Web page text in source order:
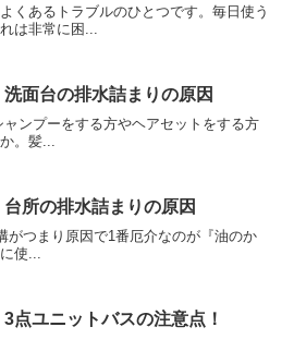
くあるトラブルのひとつです。毎日使う
は非常に困...
洗面台の排水詰まりの原因
ンプーをする方やヘアセットをする方
。髪...
台所の排水詰まりの原因
つまり原因で1番厄介なのが『油のか
使...
3点ユニットバスの注意点！